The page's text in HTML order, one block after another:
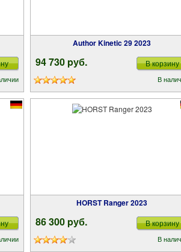
Author Kinetic 29 2023
94 730 pуб. В корзину
В
HORST Ranger 2023
86 300 pуб. В корзину
В